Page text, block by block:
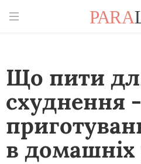
Що пити
схуднення
в домашніх